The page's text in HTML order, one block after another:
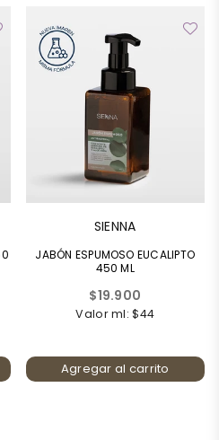
SIENNA
JABÓN ESPUMOSO EUCALIPTO
450 ML
Precio
habitual
$19.900
Valor ml: $44
Agregar al carrito